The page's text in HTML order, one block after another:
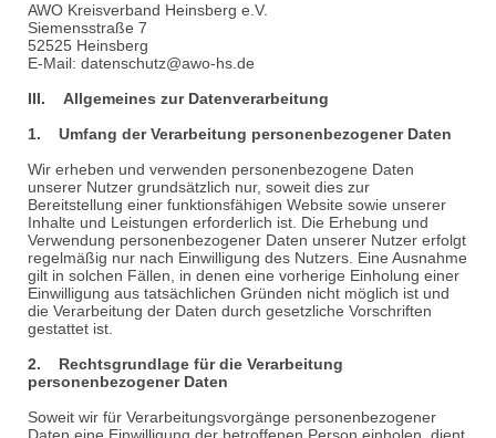
AWO Kreisverband Heinsberg e.V.
Siemensstraße 7
52525 Heinsberg
E-Mail: datenschutz@awo-hs.de
III. Allgemeines zur Datenverarbeitung
1. Umfang der Verarbeitung personenbezogener Daten
Wir erheben und verwenden personenbezogene Daten
unserer Nutzer grundsätzlich nur, soweit dies zur
Bereitstellung einer funktionsfähigen Website sowie unserer
Inhalte und Leistungen erforderlich ist. Die Erhebung und
Verwendung personenbezogener Daten unserer Nutzer erfolgt
regelmäßig nur nach Einwilligung des Nutzers. Eine Ausnahme
gilt in solchen Fällen, in denen eine vorherige Einholung einer
Einwilligung aus tatsächlichen Gründen nicht möglich ist und
die Verarbeitung der Daten durch gesetzliche Vorschriften
gestattet ist.
2. Rechtsgrundlage für die Verarbeitung
personenbezogener Daten
Soweit wir für Verarbeitungsvorgänge personenbezogener